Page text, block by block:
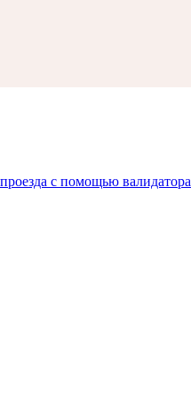
с помощью валидатора